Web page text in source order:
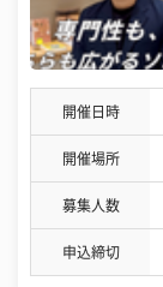
開催日時
開催場所
募集人数
申込締切